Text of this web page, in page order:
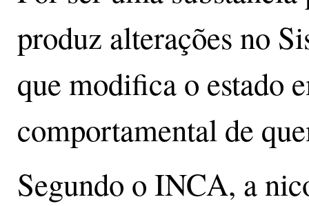
produz alterações no
que modifica o estado
comportamental de
Segundo o INCA, a